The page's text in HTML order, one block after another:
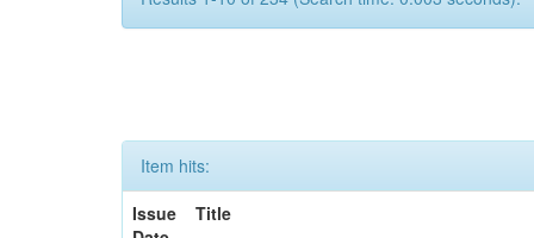
Item hits:
Issue
Title